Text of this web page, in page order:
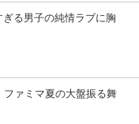
る男子の純情ラブに胸
ファミマ夏の大盤振る舞